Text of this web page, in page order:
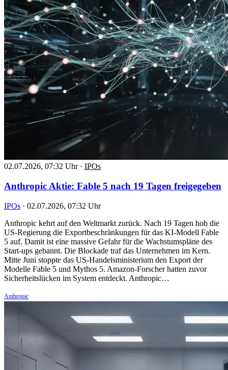
02.07.2026, 07:32 Uhr · IPOs
Anthropic Aktie: Fable 5 nach 19 Tagen freigegeben
IPOs · 02.07.2026, 07:32 Uhr
Anthropic kehrt auf den Weltmarkt zurück. Nach 19 Tagen hob die
US-Regierung die Exportbeschränkungen für das KI-Modell Fable
5 auf. Damit ist eine massive Gefahr für die Wachstumspläne des
Start-ups gebannt. Die Blockade traf das Unternehmen im Kern.
Mitte Juni stoppte das US-Handelsministerium den Export der
Modelle Fable 5 und Mythos 5. Amazon-Forscher hatten zuvor
Sicherheitslücken im System entdeckt. Anthropic…
Anthropic